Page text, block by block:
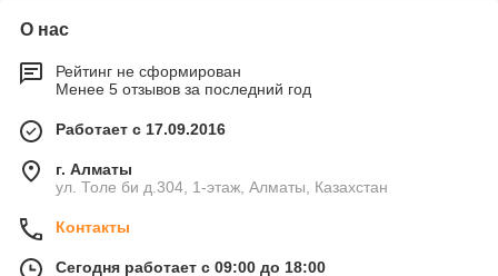
О нас
Рейтинг не сформирован
Менее 5 отзывов за последний год
Работает с 17.09.2016
г. Алматы
ул. Толе би д.304, 1-этаж, Алматы, Казахстан
Контакты
Сегодня работает с 09:00 до 18:00